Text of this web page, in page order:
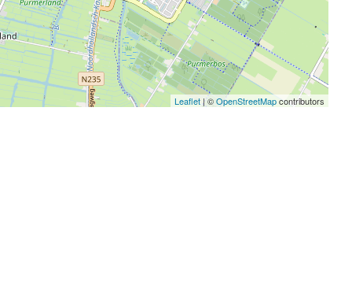
Leaflet| ©OpenStreetMapcontributors